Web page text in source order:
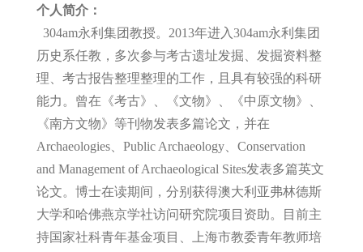
个人简介：
304am永利集团教授。2013年进入304am永利集团
历史系任教，多次参与考古遗址发掘、发掘资料整
理、考古报告整理整理的工作，且具有较强的科研
能力。曾在《考古》、《文物》、《中原文物》、
《南方文物》等刊物发表多篇论文，并在
Archaeologies、Public Archaeology、Conservation
and Management of Archaeological Sites发表多篇英文
论文。博士在读期间，分别获得澳大利亚弗林德斯
大学和哈佛燕京学社访问研究院项目资助。目前主
持国家社科青年基金项目、上海市教委青年教师培